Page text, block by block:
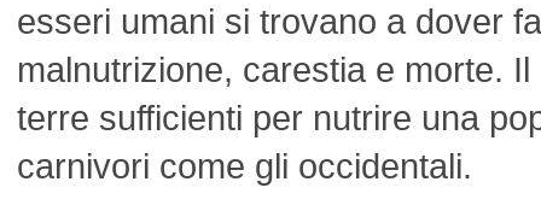
esseri umani si trovano a dover
malnutrizione, carestia e morte.
terre sufficienti per nutrire una
carnivori come gli occidentali.